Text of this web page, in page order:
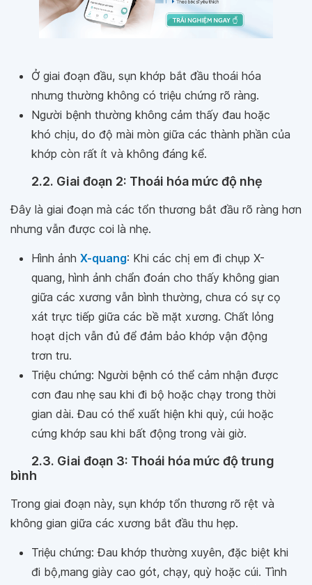
Ở giai đoạn đầu, sụn khớp bắt đầu thoái hóa
nhưng thường không có triệu chứng rõ ràng.
Người bệnh thường không cảm thấy đau hoặc
khó chịu, do độ mài mòn giữa các thành phần của
khớp còn rất ít và không đáng kể.
2.2. Giai đoạn 2: Thoái hóa mức độ nhẹ
Đây là giai đoạn mà các tổn thương bắt đầu rõ ràng hơn
nhưng vẫn được coi là nhẹ.
Hình ảnh X-quang: Khi các chị em đi chụp X-
quang, hình ảnh chẩn đoán cho thấy không gian
giữa các xương vẫn bình thường, chưa có sự cọ
xát trực tiếp giữa các bề mặt xương. Chất lỏng
hoạt dịch vẫn đủ để đảm bảo khớp vận động
trơn tru.
Triệu chứng: Người bệnh có thể cảm nhận được
cơn đau nhẹ sau khi đi bộ hoặc chạy trong thời
gian dài. Đau có thể xuất hiện khi quỳ, cúi hoặc
cứng khớp sau khi bất động trong vài giờ.
2.3. Giai đoạn 3: Thoái hóa mức độ trung
bình
Trong giai đoạn này, sụn khớp tổn thương rõ rệt và
không gian giữa các xương bắt đầu thu hẹp.
Triệu chứng: Đau khớp thường xuyên, đặc biệt khi
đi bộ,mang giày cao gót, chạy, quỳ hoặc cúi. Tình